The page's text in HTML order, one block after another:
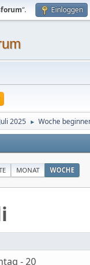
“. Einloggen
Juli 2025 ► Woche
MONAT WOCHE
- 20